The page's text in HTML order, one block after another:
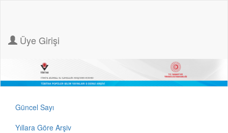
Üye Girişi
Güncel Sayı
Yıllara Göre Arşiv